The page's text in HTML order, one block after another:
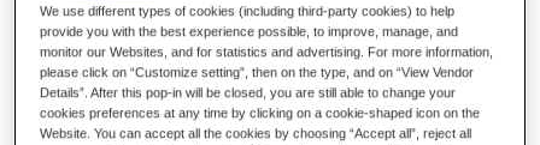
MODULAIRE, SCHAALBARE PEDAALSET
De Raceline Pedals LTE is een pedaalset met 2 pedalen en
We use different types of cookies (including third-party cookies) to help
provide you with the best experience possible, to improve, manage, and
monitor our Websites, and for statistics and advertising. For more information,
please click on “Customize setting”, then on the type, and on “View Vendor
Details”. After this pop-in will be closed, you are still able to change your
cookies preferences at any time by clicking on a cookie-shaped icon on the
Website. You can accept all the cookies by choosing “Accept all”, reject all